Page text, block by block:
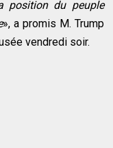
position du peuple
», a promis M. Trump
vendredi soir.